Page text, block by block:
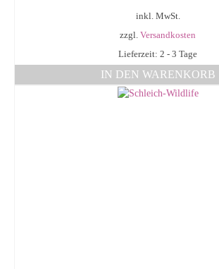
inkl. MwSt.
zzgl. Versandkosten
Lieferzeit: 2 - 3 Tage
IN DEN WARENKORB